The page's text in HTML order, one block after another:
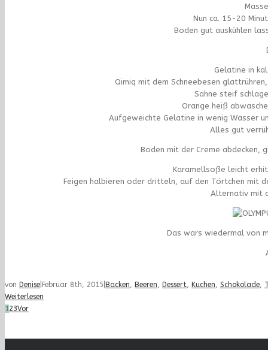
Nun ca. 15-20
Boden gut auskühlen
Gelatine in
Qimiq mit dem Schneebesen
Sahne steif
Orange heiß
Aufgeweichte Gelatine in wenig Wasser
Alles gut
Boden mit der Creme abdecken,
Karamellsoße leicht
Feigen halbieren oder dritteln, auf den Törtchen mit
Alternativ mit
Das wars wiedermal von
von Denise Februar 8th, 2015 Backen, Beeren, Dessert, Kuchen, Schokolade,
Weiterlesen
123Vor